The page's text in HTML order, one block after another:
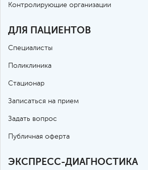
Контролирующие организации
ДЛЯ ПАЦИЕНТОВ
Специалисты
Поликлиника
Стационар
Записаться на прием
Задать вопрос
Публичная оферта
ЭКСПРЕСС-ДИАГНОСТИКА